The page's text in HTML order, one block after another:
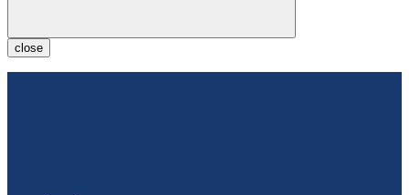
close